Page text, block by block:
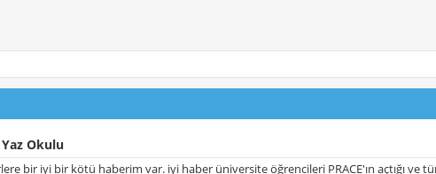
Yaz Okulu
bir iyi bir kötü haberim var. iyi haber üniversite öğrencileri PRACE'ın açtığı ve